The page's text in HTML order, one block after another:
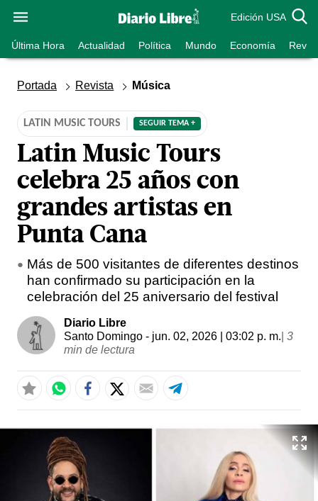
Edición USA
Última Hora Actualidad Política Mundo Economía
Portada Revista Música
LATIN MUSIC TOURS SEGUIR TEMA +
Latin Music Tours
celebra 25 años con
grandes artistas en
Punta Cana
Más de 500 visitantes de diferentes destinos
han confirmado su participación en la
celebración del 25 aniversario del festival
Diario Libre
Santo Domingo - jun. 02, 2026 | 03:02 p. m. 3
min de lectura